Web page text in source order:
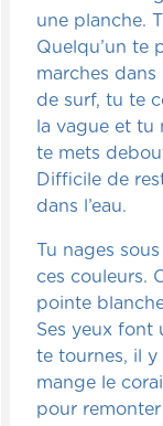
une planche.
Quelqu’un te
marches dans
de surf, tu te
la vague et tu
te mets
Difficile de
dans l’eau.
Tu nages
ces couleurs.
pointe
Ses yeux font
te tournes, il y
mange le
pour remonter